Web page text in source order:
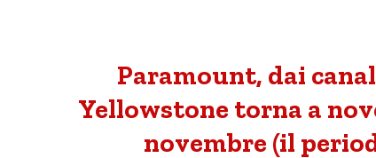
Paramount, dai
Yellowstone torna a
novembre (il